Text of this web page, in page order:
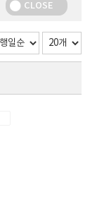
CLOSE